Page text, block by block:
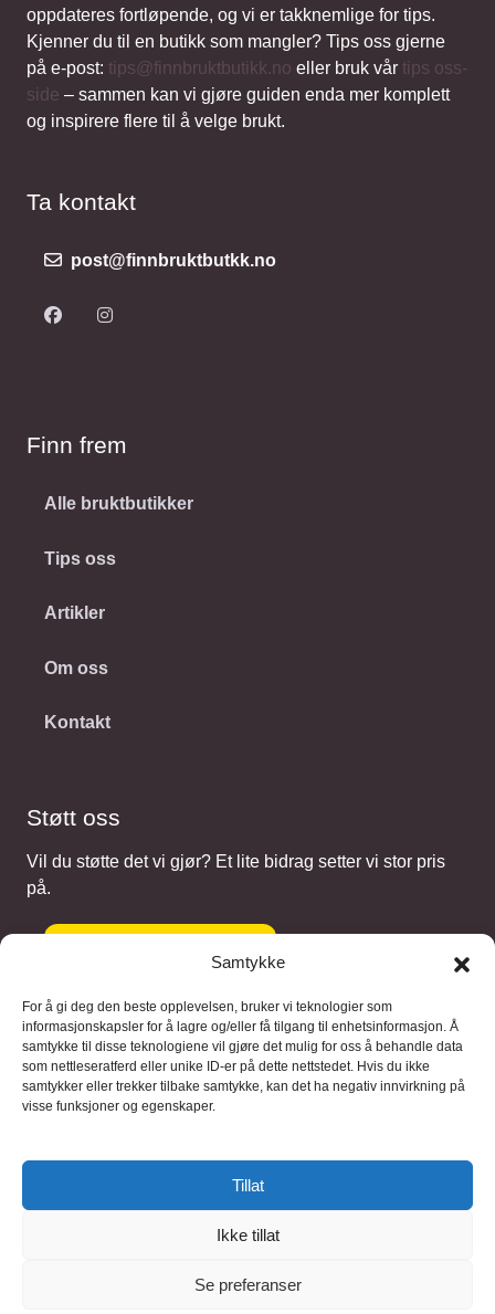
Samtykke
For å gi deg den beste opplevelsen, bruker vi teknologier som
informasjonskapsler for å lagre og/eller få tilgang til enhetsinformasjon. Å
samtykke til disse teknologiene vil gjøre det mulig for oss å behandle data
som nettleseratferd eller unike ID-er på dette nettstedet. Hvis du ikke
samtykker eller trekker tilbake samtykke, kan det ha negativ innvirkning på
visse funksjoner og egenskaper.
Tillat
Ikke tillat
Se preferanser
oppdateres fortløpende, og vi er takknemlige for tips.
Kjenner du til en butikk som mangler? Tips oss gjerne
på e-post: tips@finnbruktbutikk.no eller bruk vår tips oss-
side – sammen kan vi gjøre guiden enda mer komplett
og inspirere flere til å velge brukt.
Ta kontakt
post@finnbruktbutkk.no
Finn frem
Alle bruktbutikker
Tips oss
Artikler
Om oss
Kontakt
Støtt oss
Vil du støtte det vi gjør? Et lite bidrag setter vi stor pris
på.
Gi et bidrag
Samarbeidspartnere
Blaaregn – digitale tjenester